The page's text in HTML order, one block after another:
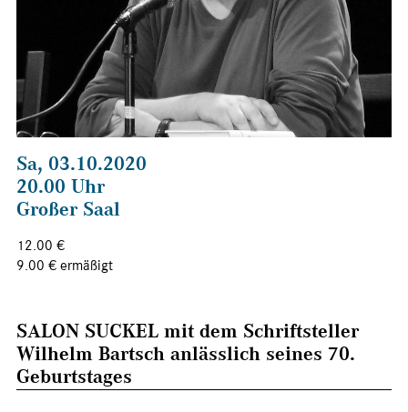
Sa, 03.10.2020
20.00 Uhr
Großer Saal
12.00 €
9.00 € ermäßigt
SALON SUCKEL mit dem Schriftsteller
Wilhelm Bartsch anlässlich seines 70.
Geburtstages